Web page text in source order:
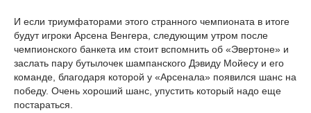
И если триумфаторами этого странного чемпионата в итоге
будут игроки Арсена Венгера, следующим утром после
чемпионского банкета им стоит вспомнить об «Эвертоне» и
заслать пару бутылочек шампанского Дэвиду Мойесу и его
команде, благодаря которой у «Арсенала» появился шанс на
победу. Очень хороший шанс, упустить который надо еще
постараться.